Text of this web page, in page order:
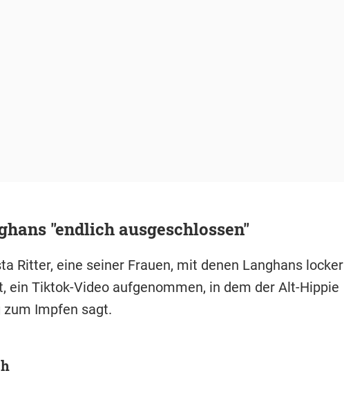
"endlich ausgeschlossen"
Ritter, eine seiner Frauen, mit denen Langhans locker
ein Tiktok-Video aufgenommen, in dem der Alt-Hippie
zum Impfen sagt.